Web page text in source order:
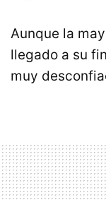
Aunque la
llegado a su
muy